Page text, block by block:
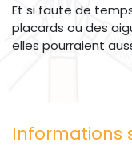
Et si faute de
placards ou des
elles pourraient
Informations